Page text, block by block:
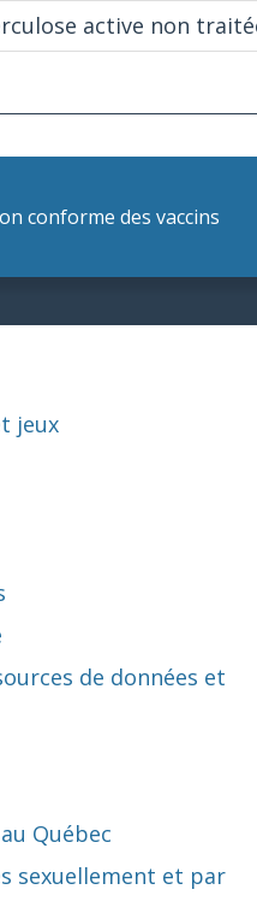
active non
conforme des vaccins
jeux
de données et
Québec
sexuellement et par